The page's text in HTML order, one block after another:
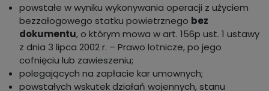
powstałe w wyniku wykonywania operacji z użyciem
bezzałogowego statku powietrznego bez
dokumentu, o którym mowa w art. 156p ust. 1 ustawy
z dnia 3 lipca 2002 r. – Prawo lotnicze, po jego
cofnięciu lub zawieszeniu;
polegających na zapłacie kar umownych;
powstałych wskutek działań wojennych, stanu